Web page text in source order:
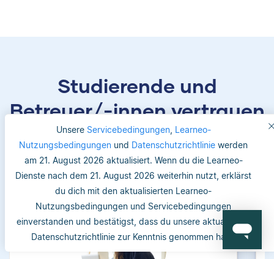
Unsere Servicebedingungen, Learneo-
Nutzungsbedingungen und Datenschutzrichtlinie werden
am 21. August 2026 aktualisiert. Wenn du die Learneo-
Dienste nach dem 21. August 2026 weiterhin nutzt, erklärst
du dich mit den aktualisierten Learneo-
Nutzungsbedingungen und Servicebedingungen
einverstanden und bestätigst, dass du unsere aktualisierte
Datenschutzrichtlinie zur Kenntnis genommen hast.
Studierende und
Betreuer/-innen vertrauen
uns